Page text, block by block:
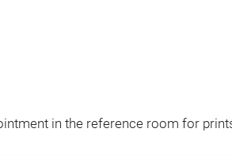
in the reference room for